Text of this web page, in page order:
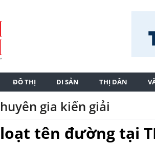
ĐÔ THỊ DI SẢN THỊ DÂN
gia kiến giải
tên đường tại